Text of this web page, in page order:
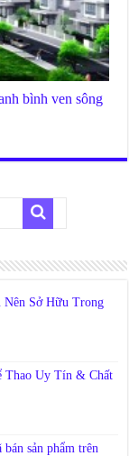
bình ven sông
Nên Sở Hữu Trong
Thao Uy Tín & Chất
sản phẩm trên